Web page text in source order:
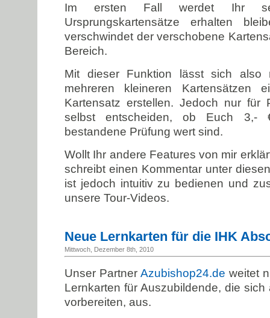
Im ersten Fall werdet Ihr
Ursprungskartensätze erhalten
verschwindet der verschobene
Bereich.
Mit dieser Funktion lässt sich also
mehreren kleineren Kartensätzen
Kartensatz erstellen. Jedoch nur für
selbst entscheiden, ob Euch
bestandene Prüfung wert sind.
Wollt Ihr andere Features von mir
schreibt einen Kommentar unter
ist jedoch intuitiv zu bedienen und
unsere Tour-Videos.
Neue Lernkarten für die IHK
Mittwoch, Dezember 8th, 2010
Unser Partner Azubishop24.de weitet
Lernkarten für Auszubildende, die sich
vorbereiten, aus.